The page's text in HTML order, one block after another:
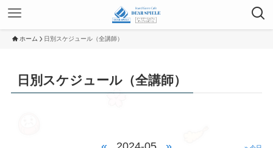
ホーム 日別スケジュール（全講師）
日別スケジュール（全講師）